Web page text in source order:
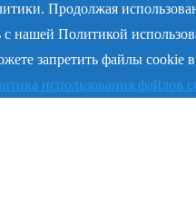
Продолжая
с нашей Политикой
запретить файлы cookie в
использования файлов